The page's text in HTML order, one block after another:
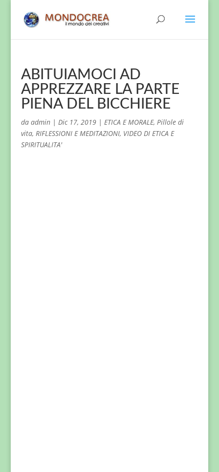
ABITUIAMOCI AD
APPREZZARE LA PARTE
PIENA DEL BICCHIERE
da admin| Dic 17, 2019| ETICA E MORALE, Pillole di
vita, RIFLESSIONI E MEDITAZIONI, VIDEO DI ETICA E
SPIRITUALITA'